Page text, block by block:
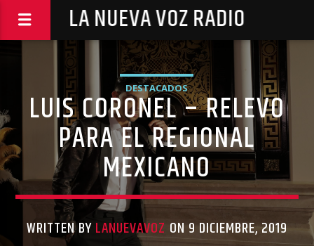
LA NUEVA VOZ RADIO
DESTACADOS
LUIS CORONEL – RELEVO
PARA EL REGIONAL
MEXICANO
WRITTEN BYLANUEVAVOZ ON 9 DICIEMBRE, 2019